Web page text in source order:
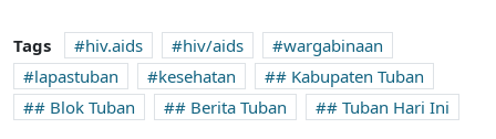
Tags hiv.aids hiv/aids
wargabinaan
lapastuban
kesehatan
# Kabupaten Tuban
# Blok Tuban
# Berita Tuban
# Tuban Hari Ini